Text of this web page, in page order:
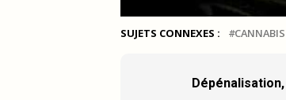
SUJETS CONNEXES :